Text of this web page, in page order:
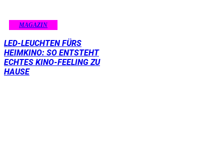
MAGAZIN
LED-LEUCHTEN FÜRS
HEIMKINO: SO ENTSTEHT
ECHTES KINO-FEELING ZU
HAUSE